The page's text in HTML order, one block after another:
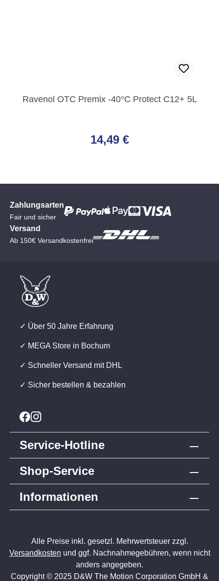
Ravenol OTC Premix -40°C Protect C12+ 5L
14,49 €
Zahlungsarten
Fair und sicher
Versand
Ab 150€ Versandkostenfrei
✓ Über 50 Jahre Erfahrung
✓ MEGA Store in Bochum
✓ Schneller Versand mit DHL
✓ Sicher bestellen & bezahlen
Service-Hotline
Shop-Service
Informationen
Alle Preise inkl. gesetzl. Mehrwertsteuer zzgl.
Versandkosten und ggf. Nachnahmegebühren, wenn nicht
anders angegeben.
Copyright © 2025 D&W The Motion Corporation GmbH &